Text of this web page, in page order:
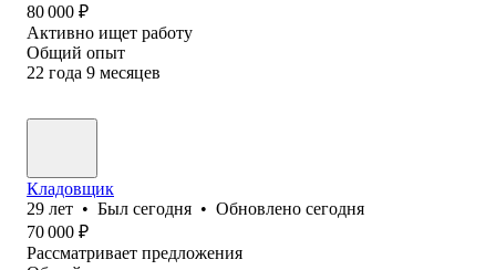
80 000 ₽
Активно ищет работу
Общий опыт
22 года 9 месяцев
Кладовщик
29 лет • Был сегодня • Обновлено сегодня
70 000 ₽
Рассматривает предложения